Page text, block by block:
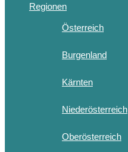
Regionen
Österreich
Burgenland
Kärnten
Niederösterreich
Oberösterreich